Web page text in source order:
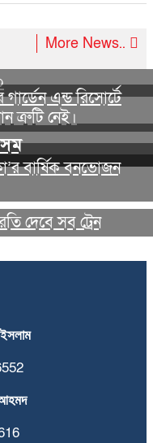
More News..
এন্ড রিসোর্টে
ত্রুটি নেই।
বার্ষিক বনভোজন
দেবে সব ট্রেন
ইসলাম